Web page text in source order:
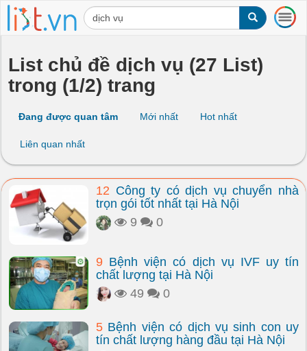
T
o
a
t
List chủ đề dịch vụ (27 List)
trong (1/2) trang
Đang được quan tâm Mới nhất Hot nhất
Liên quan nhất
12 Công ty có dịch vụ chuyển nhà
trọn gói tốt nhất tại Hà Nội
9
0
9 Bệnh viện có dịch vụ IVF uy tín
chất lượng tại Hà Nội
49
0
5 Bệnh viện có dịch vụ sinh con uy
tín chất lượng hàng đầu tại Hà Nội